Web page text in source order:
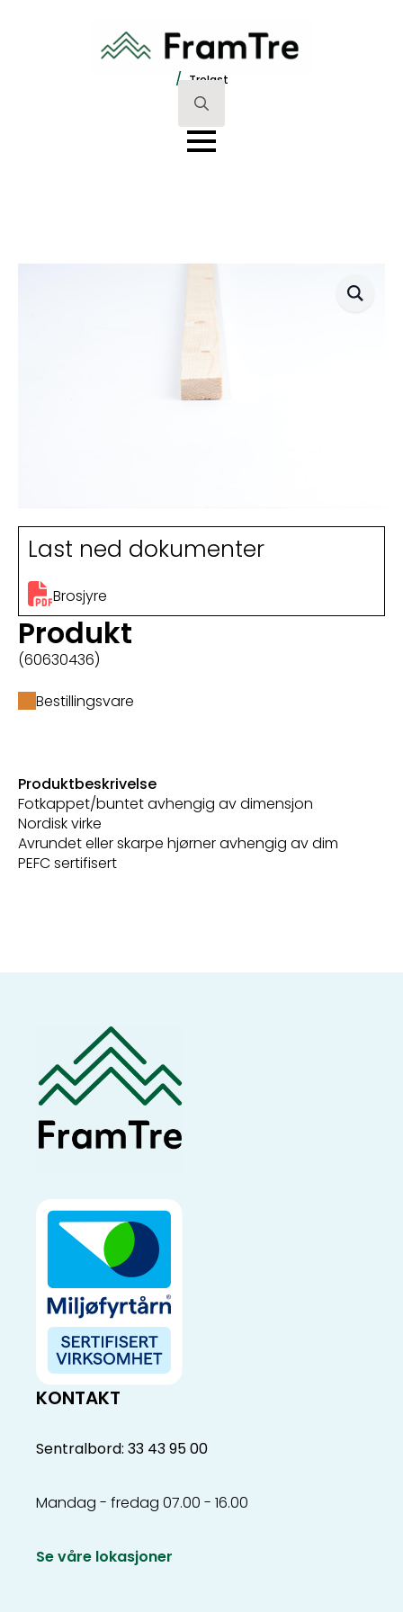
/ Trelast
Search
for:
Last ned dokumenter
Brosjyre
Produkt
(60630436)
Bestillingsvare
Produktbeskrivelse
Fotkappet/buntet avhengig av dimensjon
Nordisk virke
Avrundet eller skarpe hjørner avhengig av dim
PEFC sertifisert
KONTAKT
Sentralbord: 33 43 95 00
Mandag - fredag 07.00 - 16.00
Se våre lokasjoner